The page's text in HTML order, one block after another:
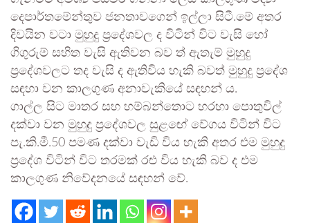
දෙපාර්තමේන්තුව ජනතාවගෙන් ඉල්ලා සිටී.මේ අතර
දිවයින වටා මුහුදු ප්‍රදේශවල ද විටින් විට වැසි හෝ
ගිගුරුම් සහිත වැසි ඇතිවන බව ත් ඇතැම් මුහුදු
ප්‍රදේශවලට තද වැසි ද ඇතිවිය හැකි බවත් මුහුදු ප්‍රදේශ
සඳහා වන කාලගුණ අනාවැකියේ සඳහන් ය.
ගාල්ල සිට මාතර සහ හම්බන්තොට හරහා පොතුවිල්
දක්වා වන මුහුදු ප්‍රදේශවල සුළඟේ වේගය විටින් විට
පැ.කි.මී.50 පමණ දක්වා වැඩි විය හැකි අතර එම මුහුදු
ප්‍රදේශ විටින් විට තරමක් රළු විය හැකි බව ද එම
කාලගුණ නිවේදනයේ සඳහන් වේ.